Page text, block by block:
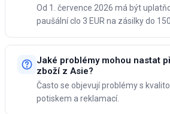
Od 1. července 2026 má být
paušální clo 3 EUR na zásilky do
Jaké problémy mohou nastat
zboží z Asie?
Často se objevují problémy s
potiskem a reklamací.